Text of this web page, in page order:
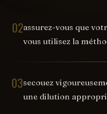
02assurez-vous que
vous utilisez la
03secouez
une dilution